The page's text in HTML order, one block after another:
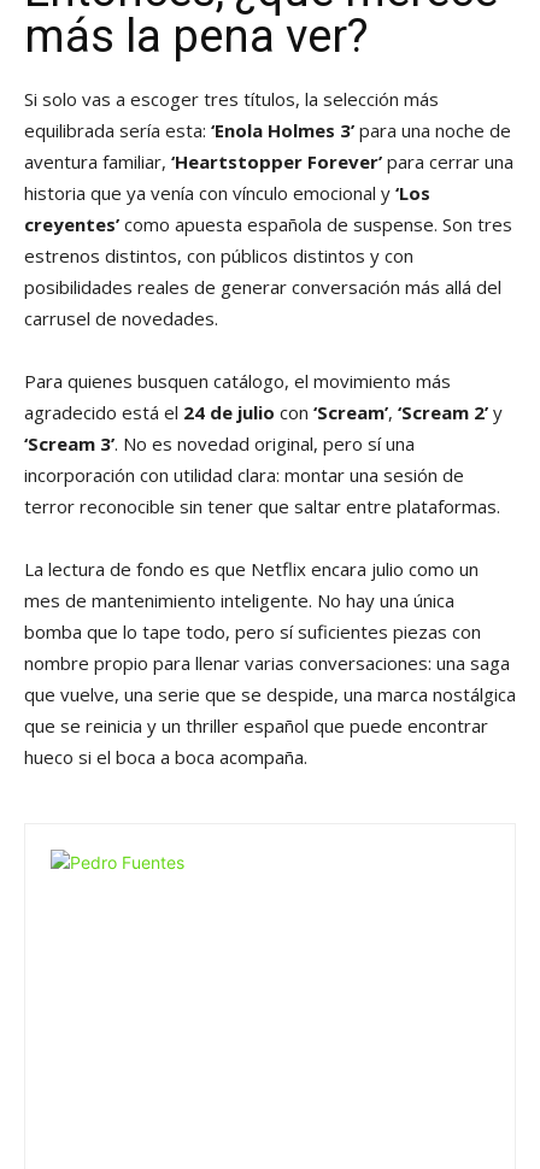
más la pena ver?
Si solo vas a escoger tres títulos, la selección más
equilibrada sería esta: ‘Enola Holmes 3’ para una noche de
aventura familiar, ‘Heartstopper Forever’ para cerrar una
historia que ya venía con vínculo emocional y ‘Los
creyentes’ como apuesta española de suspense. Son tres
estrenos distintos, con públicos distintos y con
posibilidades reales de generar conversación más allá del
carrusel de novedades.
Para quienes busquen catálogo, el movimiento más
agradecido está el 24 de julio con ‘Scream’, ‘Scream 2’ y
‘Scream 3’. No es novedad original, pero sí una
incorporación con utilidad clara: montar una sesión de
terror reconocible sin tener que saltar entre plataformas.
La lectura de fondo es que Netflix encara julio como un
mes de mantenimiento inteligente. No hay una única
bomba que lo tape todo, pero sí suficientes piezas con
nombre propio para llenar varias conversaciones: una saga
que vuelve, una serie que se despide, una marca nostálgica
que se reinicia y un thriller español que puede encontrar
hueco si el boca a boca acompaña.